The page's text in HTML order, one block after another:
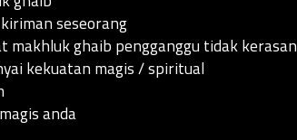
seseorang
ghaib pengganggu tidak kerasan
kekuatan magis / spiritual
anda